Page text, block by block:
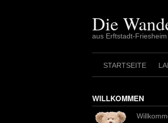
Die
aus Erftstadt-Friesheim
STARTSEITE
WILLKOMMEN